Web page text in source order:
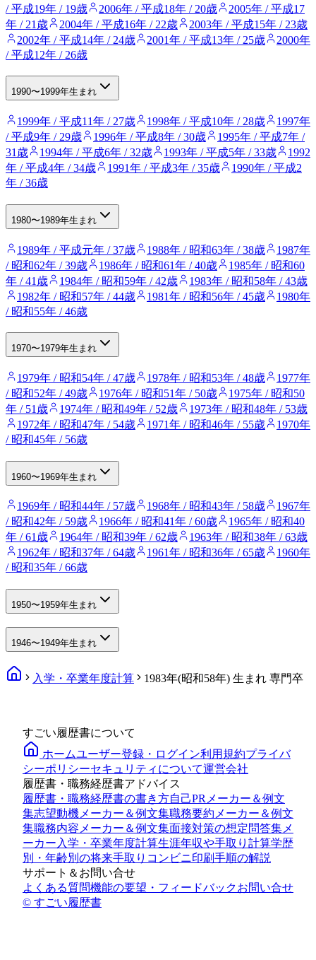
/ 平成19年 / 19歳
2006年 / 平成18年 / 20歳
2005年 / 平成17
年 / 21歳
2004年 / 平成16年 / 22歳
2003年 / 平成15年 / 23歳
2002年 / 平成14年 / 24歳
2001年 / 平成13年 / 25歳
2000年
/ 平成12年 / 26歳
1990〜1999年生まれ
1999年 / 平成11年 / 27歳 1998年 / 平成10年 / 28歳
1997年
/ 平成9年 / 29歳
1996年 / 平成8年 / 30歳
1995年 / 平成7年 /
31歳
1994年 / 平成6年 / 32歳 1993年 / 平成5年 / 33歳
1992
年 / 平成4年 / 34歳
1991年 / 平成3年 / 35歳
1990年 / 平成2
年 / 36歳
1980〜1989年生まれ
1989年 / 平成元年 / 37歳 1988年 / 昭和63年 / 38歳
1987年
/ 昭和62年 / 39歳
1986年 / 昭和61年 / 40歳
1985年 / 昭和60
年 / 41歳
1984年 / 昭和59年 / 42歳
1983年 / 昭和58年 / 43歳
1982年 / 昭和57年 / 44歳
1981年 / 昭和56年 / 45歳
1980年
/ 昭和55年 / 46歳
1970〜1979年生まれ
1979年 / 昭和54年 / 47歳 1978年 / 昭和53年 / 48歳
1977年
/ 昭和52年 / 49歳
1976年 / 昭和51年 / 50歳
1975年 / 昭和50
年 / 51歳
1974年 / 昭和49年 / 52歳
1973年 / 昭和48年 / 53歳
1972年 / 昭和47年 / 54歳
1971年 / 昭和46年 / 55歳
1970年
/ 昭和45年 / 56歳
1960〜1969年生まれ
1969年 / 昭和44年 / 57歳 1968年 / 昭和43年 / 58歳
1967年
/ 昭和42年 / 59歳
1966年 / 昭和41年 / 60歳
1965年 / 昭和40
年 / 61歳
1964年 / 昭和39年 / 62歳
1963年 / 昭和38年 / 63歳
1962年 / 昭和37年 / 64歳
1961年 / 昭和36年 / 65歳
1960年
/ 昭和35年 / 66歳
1950〜1959年生まれ
1946〜1949年生まれ
入学・卒業年度計算 1983年(昭和58年) 生まれ 専門卒
すごい履歴書について
ホームユーザー登録・ログイン利用規約プライバ
シーポリシーセキュリティについて運営会社
履歴書・職務経歴書アドバイス
履歴書・職務経歴書の書き方自己PRメーカー＆例文
集志望動機メーカー＆例文集職務要約メーカー＆例文
集職務内容メーカー＆例文集面接対策の想定問答集メ
ーカー 入学・卒業年度計算生涯年収や手取り計算学歴
別・年齢別の将来手取り コンビニ印刷手順の解説
サポート＆お問い合せ
よくある質問機能の要望・フィードバックお問い合せ
© すごい履歴書